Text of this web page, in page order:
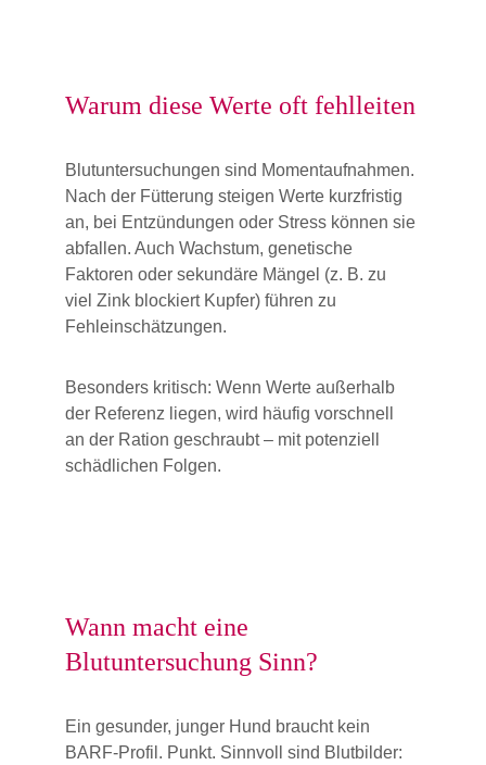
Warum diese Werte oft fehlleiten
Blutuntersuchungen sind Momentaufnahmen.
Nach der Fütterung steigen Werte kurzfristig
an, bei Entzündungen oder Stress können sie
abfallen. Auch Wachstum, genetische
Faktoren oder sekundäre Mängel (z. B. zu
viel Zink blockiert Kupfer) führen zu
Fehleinschätzungen.
Besonders kritisch: Wenn Werte außerhalb
der Referenz liegen, wird häufig vorschnell
an der Ration geschraubt – mit potenziell
schädlichen Folgen.
Wann macht eine
Blutuntersuchung Sinn?
Ein gesunder, junger Hund braucht kein
BARF-Profil. Punkt. Sinnvoll sind Blutbilder: